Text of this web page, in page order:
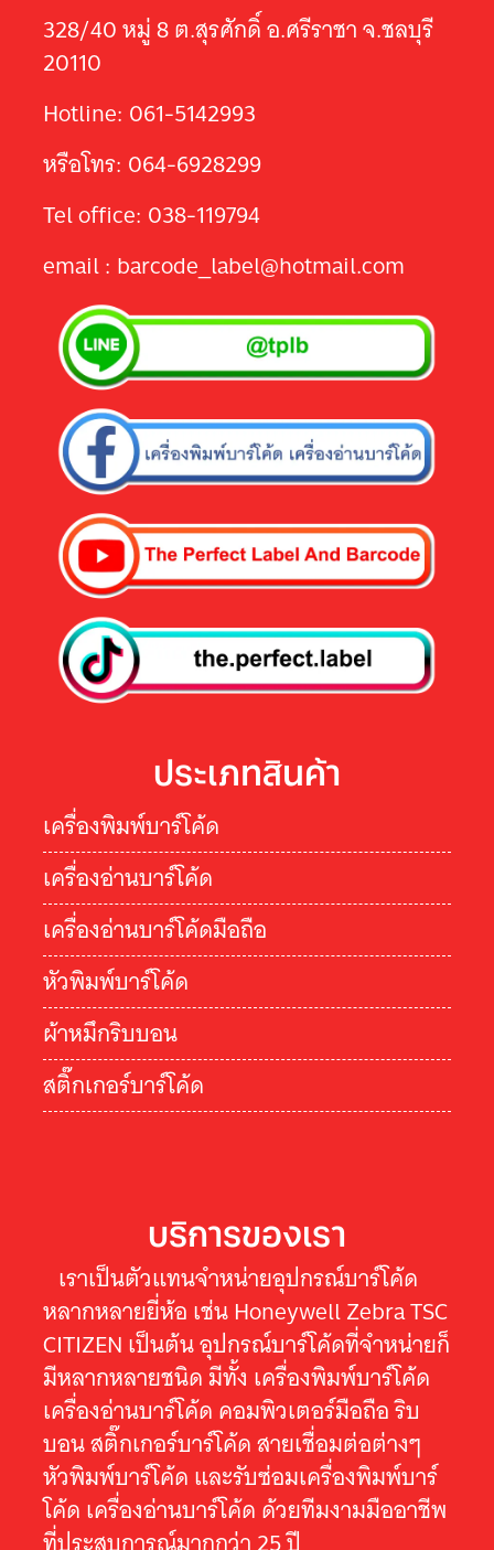
328/40 หมู่ 8 ต.สุรศักดิ์ อ.ศรีราชา จ.ชลบุรี
20110
Hotline: 061-5142993
หรือโทร: 064-6928299
Tel office: 038-119794
email : barcode_label@hotmail.com
ประเภทสินค้า
เครื่องพิมพ์บาร์โค้ด
เครื่องอ่านบาร์โค้ด
เครื่องอ่านบาร์โค้ดมือถือ
หัวพิมพ์บาร์โค้ด
ผ้าหมึกริบบอน
สติ๊กเกอร์บาร์โค้ด
บริการของเรา
เราเป็นตัวแทนจำหน่ายอุปกรณ์บาร์โค้ด
หลากหลายยี่ห้อ เช่น Honeywell Zebra TSC
CITIZEN เป็นต้น อุปกรณ์บาร์โค้ดที่จำหน่ายก็
มีหลากหลายชนิด มีทั้ง เครื่องพิมพ์บาร์โค้ด
เครื่องอ่านบาร์โค้ด คอมพิวเตอร์มือถือ ริบ
บอน สติ๊กเกอร์บาร์โค้ด สายเชื่อมต่อต่างๆ
หัวพิมพ์บาร์โค้ด และรับซ่อมเครื่องพิมพ์บาร์
โค้ด เครื่องอ่านบาร์โค้ด ด้วยทีมงามมืออาชีพ